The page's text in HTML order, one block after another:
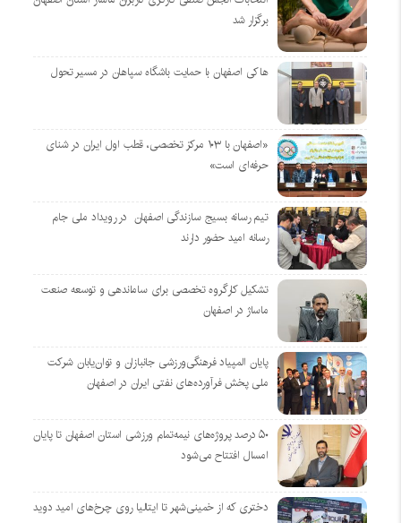
برگزار شد
هاکی اصفهان با حمایت باشگاه سپاهان در مسیر تحول
«اصفهان با ۱۰۳ مرکز تخصصی، قطب اول ایران در شنای
حرفه‌ای است»
تیم رسانه بسیج سازندگی اصفهان در رویداد ملی جام
رسانه امید حضور دارند
تشکیل کارگروه تخصصی برای ساماندهی و توسعه صنعت
ماساژ در اصفهان
پایان المپیاد فرهنگی‌ورزشی جانبازان و توان‌یابان شرکت
ملی پخش فرآورده‌های نفتی ایران در اصفهان
۵۰ درصد پروژه‌های نیمه‌تمام ورزشی استان اصفهان تا پایان
امسال افتتاح می‌شود
دختری که از خمینی‌شهر تا ایتالیا روی چرخ‌های امید دوید